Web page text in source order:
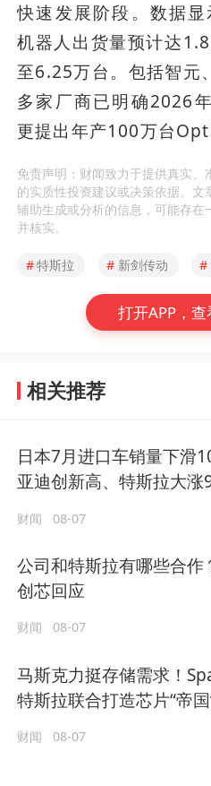
快速发展阶段。数据
机器人出货量预计达
至6.25万台。包括智元
多家厂商已明确2026
更提出年产100万台
免责声明：财闻致力于提供真实
的实质性投资建议或决策依据。
辅助生成或分析的信息，可能存
并核实。
#特斯拉 # 新剑传动 #
打开APP，
相关推荐
日本7月进口车销量下滑
亚迪创新高、特斯拉大涨
财闻 08-07
公司和特斯拉有哪些合作
创芯回应
财闻 08-07
马斯克力挺存储需求！
特斯拉联合打造芯片“帝
财闻 08-07